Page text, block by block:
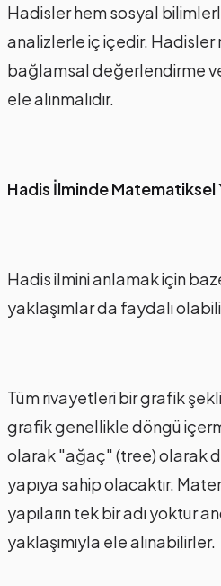
Hadisler hem sosyal
analizlerle iç içedir. Hadisler
bağlamsal değerlendirme
ele alınmalıdır.
Hadis İlminde Matematiksel
Hadis ilmini anlamak için
yaklaşımlar da faydalı
Tüm rivayetleri bir grafik
grafik genellikle döngü
olarak "ağaç" (tree) olarak
yapıya sahip olacaktır.
yapıların tek bir adı yoktur
yaklaşımıyla ele alınabilirler.